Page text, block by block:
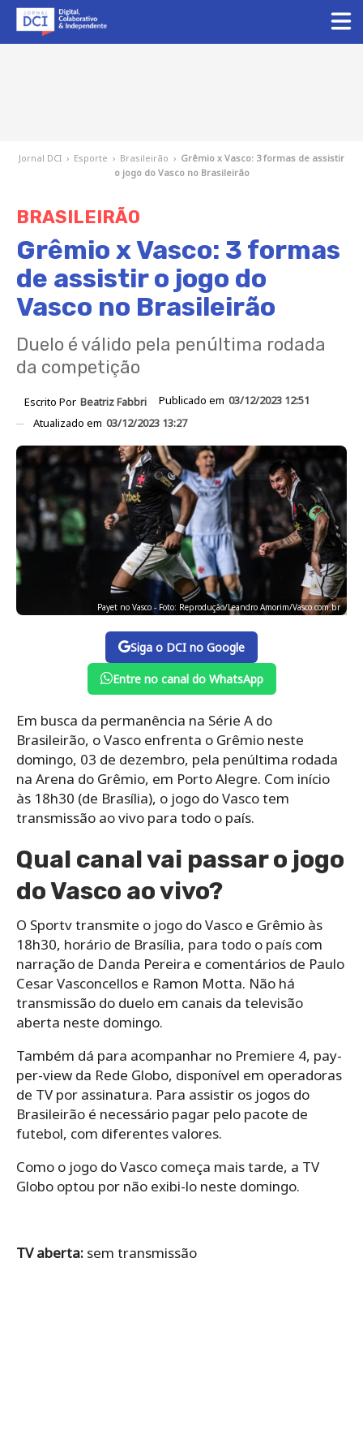
Jornal DCI › Esporte › Brasileirão › Grêmio x Vasco: 3 formas de assistir
o jogo do Vasco no Brasileirão
BRASILEIRÃO
Grêmio x Vasco: 3 formas
de assistir o jogo do
Vasco no Brasileirão
Duelo é válido pela penúltima rodada
da competição
Escrito Por Beatriz Fabbri Publicado em 03/12/2023 12:51
Atualizado em 03/12/2023 13:27
Payet no Vasco - Foto: Reprodução/Leandro Amorim/Vasco.com.br
Siga o DCI no Google
Entre no canal do WhatsApp
Em busca da permanência na Série A do
Brasileirão, o Vasco enfrenta o Grêmio neste
domingo, 03 de dezembro, pela penúltima rodada
na Arena do Grêmio, em Porto Alegre. Com início
às 18h30 (de Brasília), o jogo do Vasco tem
transmissão ao vivo para todo o país.
Qual canal vai passar o jogo
do Vasco ao vivo?
O Sportv transmite o jogo do Vasco e Grêmio às
18h30, horário de Brasília, para todo o país com
narração de Danda Pereira e comentários de Paulo
Cesar Vasconcellos e Ramon Motta. Não há
transmissão do duelo em canais da televisão
aberta neste domingo.
Também dá para acompanhar no Premiere 4, pay-
per-view da Rede Globo, disponível em operadoras
de TV por assinatura. Para assistir os jogos do
Brasileirão é necessário pagar pelo pacote de
futebol, com diferentes valores.
Como o jogo do Vasco começa mais tarde, a TV
Globo optou por não exibi-lo neste domingo.
TV aberta: sem transmissão